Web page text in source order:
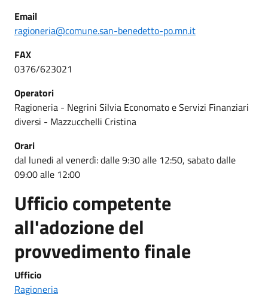
Email
ragioneria@comune.san-benedetto-po.mn.it
FAX
0376/623021
Operatori
Ragioneria - Negrini Silvia Economato e Servizi Finanziari
diversi - Mazzucchelli Cristina
Orari
dal lunedi al venerdì: dalle 9:30 alle 12:50, sabato dalle
09:00 alle 12:00
Ufficio competente
all'adozione del
provvedimento finale
Ufficio
Ragioneria